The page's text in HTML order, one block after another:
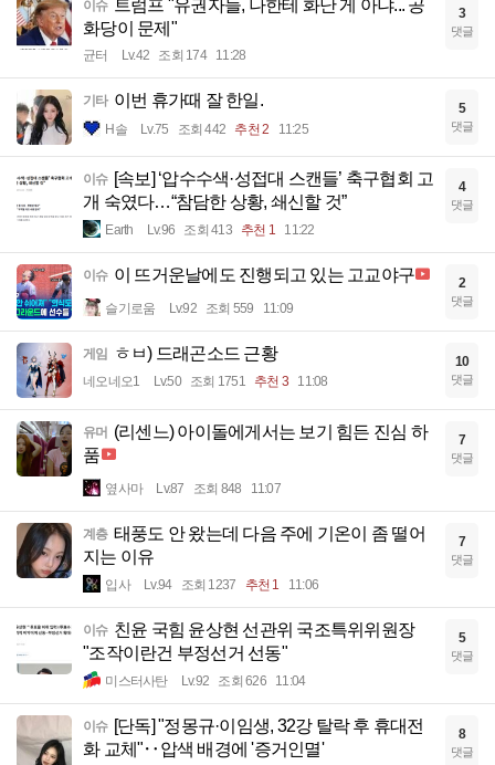
이슈
트럼프 "유권자들, 나한테 화난 게 아냐... 공
화당이 문제"
균터 Lv.42 조회 174 11:28
3
댓글
기타 이번 휴가때 잘 한일.
H솔 Lv.75 조회 442 추천 2 11:25
5
댓글
이슈 [속보] ‘압수수색·성접대 스캔들’ 축구협회 고
개 숙였다…“참담한 상황, 쇄신할 것”
Earth Lv.96 조회 413 추천 1 11:22
4
댓글
이슈 이 뜨거운날에도 진행되고 있는 고교야구
슬기로움 Lv.92 조회 559 11:09
2
댓글
게임 ㅎㅂ) 드래곤소드 근황
네오네오1 Lv.50 조회 1751 추천 3 11:08
10
댓글
유머 (리센느) 아이돌에게서는 보기 힘든 진심 하
품
옆사마 Lv.87 조회 848 11:07
7
댓글
계층 태풍도 안 왔는데 다음 주에 기온이 좀 떨어
지는 이유
입사 Lv.94 조회 1237 추천 1 11:06
7
댓글
이슈 친윤 국힘 윤상현 선관위 국조특위위원장
"조작이란건 부정선거 선동"
미스터사탄 Lv.92 조회 626 11:04
5
댓글
이슈 [단독] "정몽규·이임생, 32강 탈락 후 휴대전
화 교체"‥압색 배경에 '증거인멸'
8
댓글